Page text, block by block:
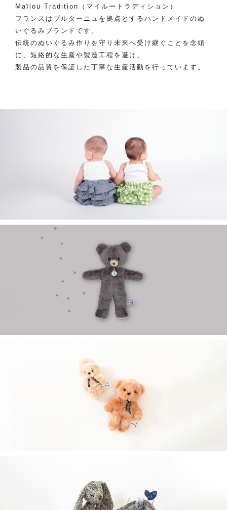
Maïlou Tradition（マイルートラディション）
フランスはブルターニュを拠点とするハンドメイドのぬ
いぐるみブランドです。
伝統のぬいぐるみ作りを守り未来へ受け継ぐことを念頭
に、短絡的な生産や製造工程を避け、
製品の品質を保証した丁寧な生産活動を行っています。